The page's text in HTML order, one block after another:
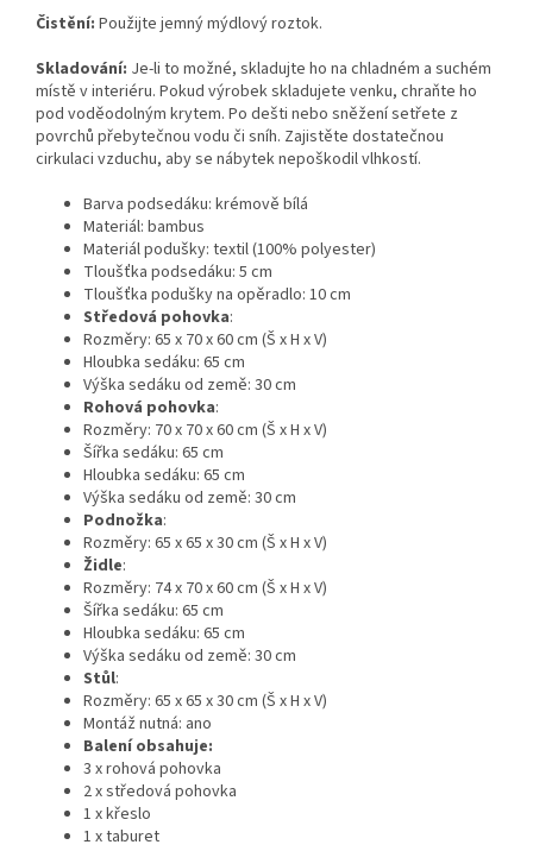
Čistění: Použijte jemný mýdlový roztok.
Skladování: Je-li to možné, skladujte ho na chladném a suchém
místě v interiéru. Pokud výrobek skladujete venku, chraňte ho
pod voděodolným krytem. Po dešti nebo sněžení setřete z
povrchů přebytečnou vodu či sníh. Zajistěte dostatečnou
cirkulaci vzduchu, aby se nábytek nepoškodil vlhkostí.
Barva podsedáku: krémově bílá
Materiál: bambus
Materiál podušky: textil (100% polyester)
Tloušťka podsedáku: 5 cm
Tloušťka podušky na opěradlo: 10 cm
Středová pohovka:
Rozměry: 65 x 70 x 60 cm (Š x H x V)
Hloubka sedáku: 65 cm
Výška sedáku od země: 30 cm
Rohová pohovka:
Rozměry: 70 x 70 x 60 cm (Š x H x V)
Šířka sedáku: 65 cm
Hloubka sedáku: 65 cm
Výška sedáku od země: 30 cm
Podnožka:
Rozměry: 65 x 65 x 30 cm (Š x H x V)
Židle:
Rozměry: 74 x 70 x 60 cm (Š x H x V)
Šířka sedáku: 65 cm
Hloubka sedáku: 65 cm
Výška sedáku od země: 30 cm
Stůl:
Rozměry: 65 x 65 x 30 cm (Š x H x V)
Montáž nutná: ano
Balení obsahuje:
3 x rohová pohovka
2 x středová pohovka
1 x křeslo
1 x taburet